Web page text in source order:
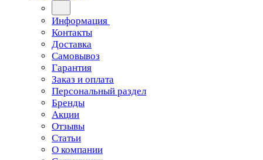
Информация
Контакты
Доставка
Самовывоз
Гарантия
Заказ и оплата
Персональный раздел
Бренды
Акции
Отзывы
Статьи
О компании